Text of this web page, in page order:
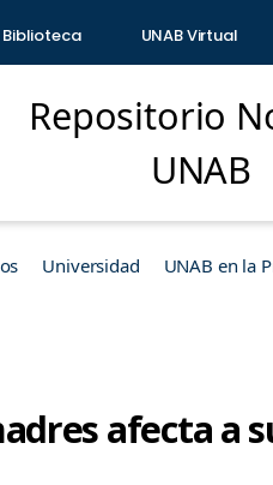
Biblioteca UNAB Virtual
Repositorio
UNAB
Universidad UNAB en la
afecta a